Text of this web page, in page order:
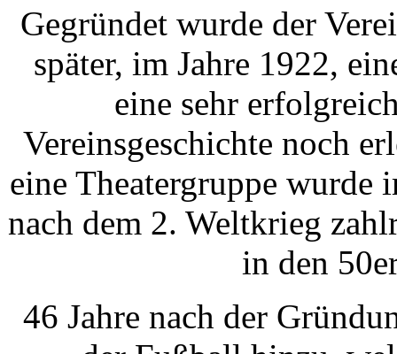
Gegründet wurde der
später, im Jahre 1922,
eine sehr
Vereinsgeschichte noch
eine Theatergruppe wurde
nach dem 2. Weltkrieg
in den
46 Jahre nach der